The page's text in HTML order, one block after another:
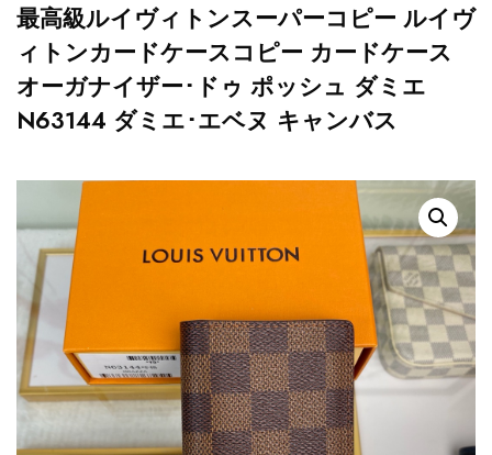
最高級ルイヴィトンスーパーコピー ルイヴ
ィトンカードケースコピー カードケース
オーガナイザー･ドゥ ポッシュ ダミエ
N63144 ダミエ･エベヌ キャンバス